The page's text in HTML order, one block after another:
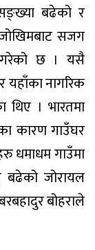
बढेको र
सजग
गरेको छ । यसै
नागरिक
। भारतमा
कारण गाउँघर
धमाधम गाउँमा
जोरायल
बोहराले